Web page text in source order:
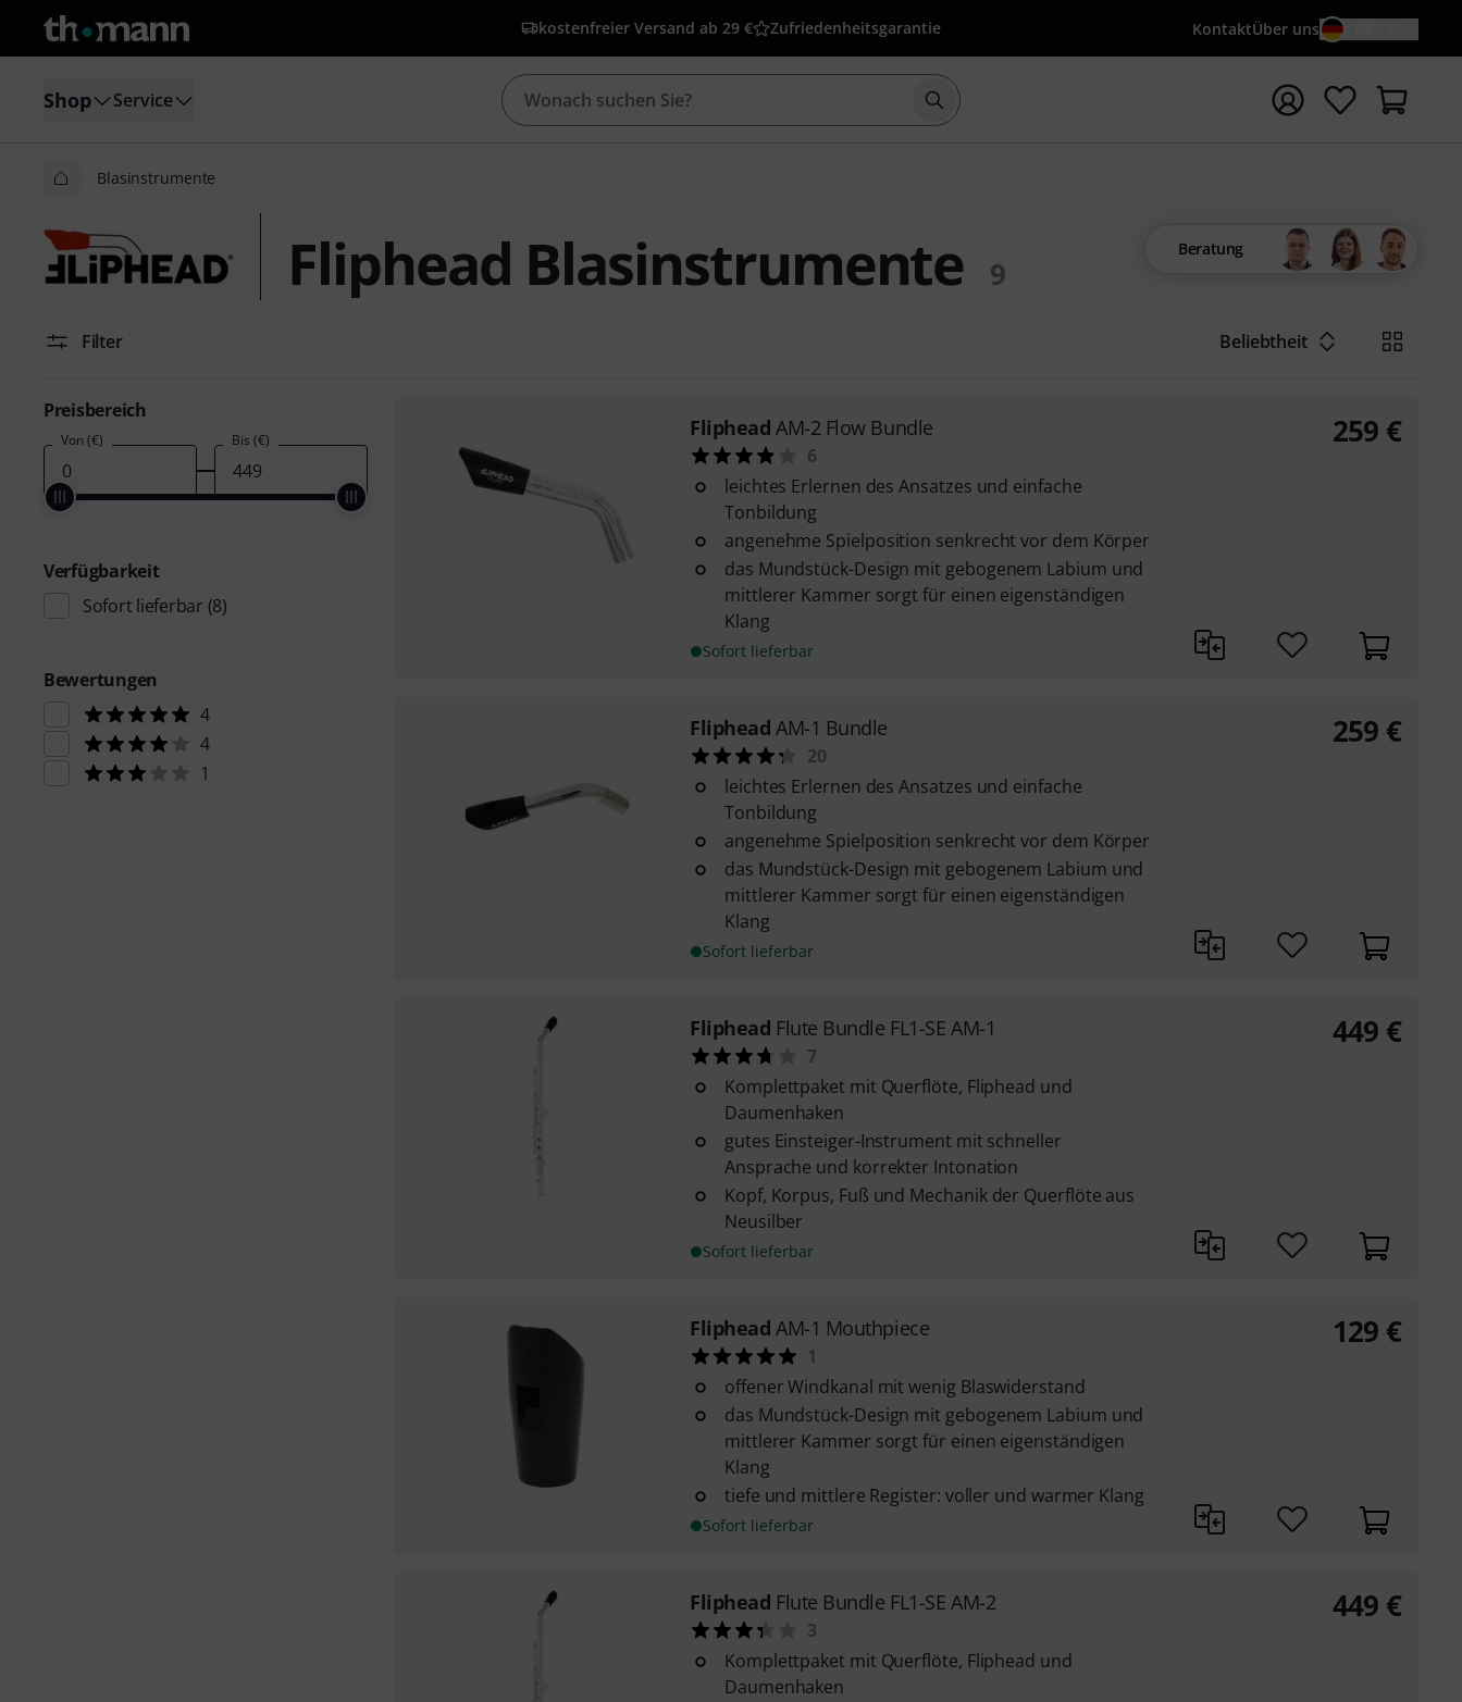
kostenfreier Versand ab 29 € Zufriedenheitsgarantie KontaktÜber uns
Shop Service Suche mit Suchwort {searchTerm} starten
Blasinstrumente
Fliphead Blasinstrumente 9
Beratung
Filter Beliebtheit
Preisbereich
Von (€) Bis (€)
Verfügbarkeit
Sofort lieferbar (8)
Bewertungen
4
4
1
Fliphead AM-2 Flow Bundle
6
leichtes Erlernen des Ansatzes und einfache
Tonbildung
angenehme Spielposition senkrecht vor dem Körper
das Mundstück-Design mit gebogenem Labium und
mittlerer Kammer sorgt für einen eigenständigen
Klang
Sofort lieferbar
259 €
Fliphead AM-1 Bundle
20
leichtes Erlernen des Ansatzes und einfache
Tonbildung
angenehme Spielposition senkrecht vor dem Körper
das Mundstück-Design mit gebogenem Labium und
mittlerer Kammer sorgt für einen eigenständigen
Klang
Sofort lieferbar
259 €
Fliphead Flute Bundle FL1-SE AM-1
7
Komplettpaket mit Querflöte, Fliphead und
Daumenhaken
gutes Einsteiger-Instrument mit schneller
Ansprache und korrekter Intonation
Kopf, Korpus, Fuß und Mechanik der Querflöte aus
Neusilber
Sofort lieferbar
449 €
Fliphead AM-1 Mouthpiece
1
offener Windkanal mit wenig Blaswiderstand
das Mundstück-Design mit gebogenem Labium und
mittlerer Kammer sorgt für einen eigenständigen
Klang
tiefe und mittlere Register: voller und warmer Klang
Sofort lieferbar
129 €
Fliphead Flute Bundle FL1-SE AM-2
3
Komplettpaket mit Querflöte, Fliphead und
Daumenhaken
449 €